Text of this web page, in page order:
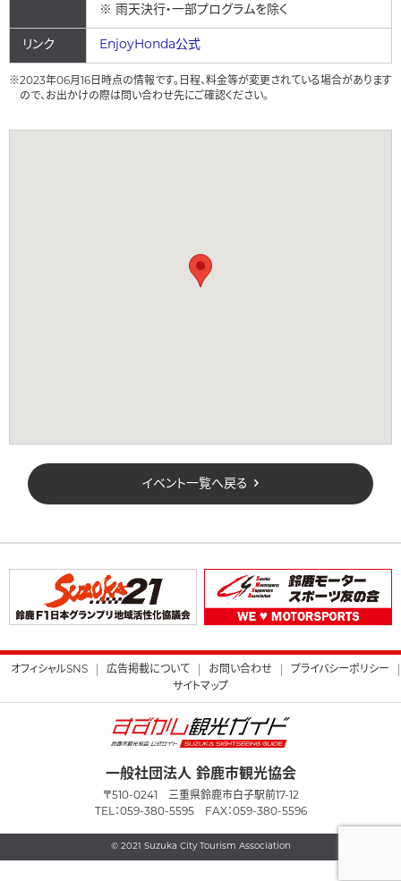
※ 雨天決行・一部プログラムを除く
リンク EnjoyHonda公式
※2023年06月16日時点の情報です。日程、料金等が変更されている場合があります
ので、お出かけの際は問い合わせ先にご確認ください。
イベント一覧へ戻る
オフィシャルSNS 広告掲載について お問い合わせ
プライバシーポリシー
サイトマップ
一般社団法人 鈴鹿市観光協会
〒510-0241 三重県鈴鹿市白子駅前17-12
TEL：059-380-5595 FAX：059-380-5596
© 2021 Suzuka City Tourism Association